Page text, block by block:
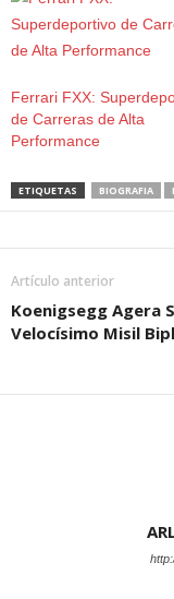
Ferrari FXX:
de Carreras de Alta
Performance
ETIQUETAS BIOGRAFIA
Artículo anterior
Koenigsegg Agera
Velocísimo Misil